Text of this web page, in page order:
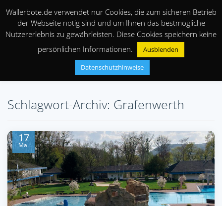
Schlagwort-Archiv: Grafenwerth
17
Mai
Wällerbote.de verwendet nur Cookies, die zum sicheren Betrieb
der Webseite nötig sind und um Ihnen das bestmögliche
Nutzererlebnis zu gewährleisten. Diese Cookies speichern keine
persönlichen Informationen.
Ausblenden
Datenschutzhinweise